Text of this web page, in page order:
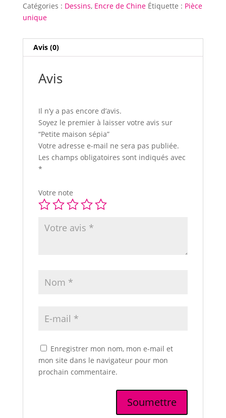
Catégories : Dessins, Encre de Chine Étiquette : Pièce
unique
Avis (0)
Avis
Il n’y a pas encore d’avis.
Soyez le premier à laisser votre avis sur
“Petite maison sépia”
Votre adresse e-mail ne sera pas publiée.
Les champs obligatoires sont indiqués avec
*
Votre note
Enregistrer mon nom, mon e-mail et
mon site dans le navigateur pour mon
prochain commentaire.